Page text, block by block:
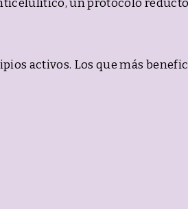
activos. Los que más